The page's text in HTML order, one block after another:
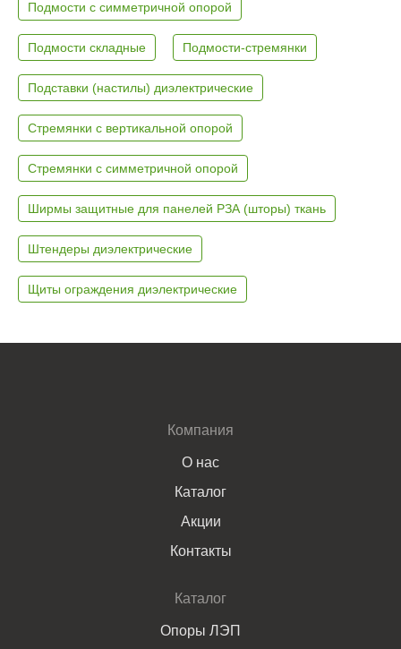
Подмости с симметричной опорой
Подмости складные Подмости-стремянки
Подставки (настилы) диэлектрические
Стремянки с вертикальной опорой
Стремянки с симметричной опорой
Ширмы защитные для панелей РЗА (шторы) ткань
Штендеры диэлектрические
Щиты ограждения диэлектрические
Компания
О нас
Каталог
Акции
Контакты
Каталог
Опоры ЛЭП